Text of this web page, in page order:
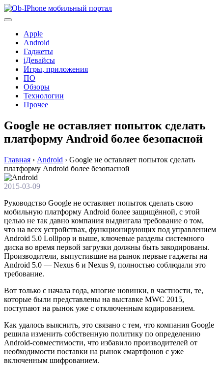
Перейти
к
Apple
Android
Гаджеты
iДевайсы
Игры, приложения
ПО
Обзоры
Технологии
Прочее
Google не оставляет попыток сделать
платформу Android более безопасной
Главная › Android › Google не оставляет попыток сделать
платформу Android более безопасной
2015-03-09
Руководство Google не оставляет попыток сделать свою
мобильную платформу Android более защищённой, с этой
целью не так давно компания выдвигала требование о том,
что на всех устройствах, функционирующих под управлением
Android 5.0 Lollipop и выше, ключевые разделы системного
диска во время первой загрузки должны быть закодированы.
Производители, выпустившие на рынок первые гаджеты на
Android 5.0 — Nexus 6 и Nexus 9, полностью соблюдали это
требование.
Вот только с начала года, многие новинки, в частности, те,
которые были представлены на выставке MWC 2015,
поступают на рынок уже с отключенным кодированием.
Как удалось выяснить, это связано с тем, что компания Google
решила изменить собственную политику по определению
Android-совместимости, что избавило производителей от
необходимости поставки на рынок смартфонов с уже
включенным шифрованием.